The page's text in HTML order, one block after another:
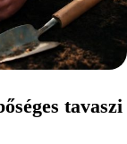
tavaszi